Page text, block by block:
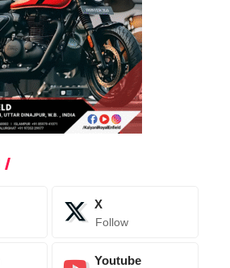
X
Follow
Youtube